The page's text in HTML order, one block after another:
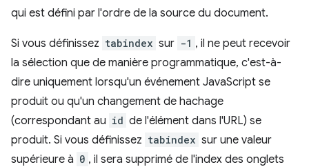
qui est défini par l'ordre de la source du document.
Si vous définissez tabindex sur -1 , il ne peut recevoir
la sélection que de manière programmatique, c'est-à-
dire uniquement lorsqu'un événement JavaScript se
produit ou qu'un changement de hachage
(correspondant au id de l'élément dans l'URL) se
produit. Si vous définissez tabindex sur une valeur
supérieure à 0 , il sera supprimé de l'index des onglets